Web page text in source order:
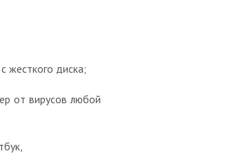
жесткого диска;
от вирусов любой